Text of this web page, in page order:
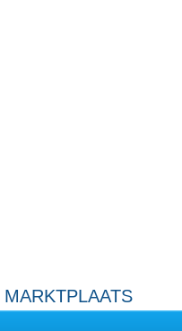
MARKTPLAATS